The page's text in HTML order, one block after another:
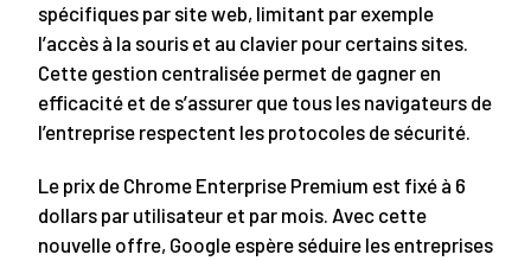
spécifiques par site web, limitant par exemple
l’accès à la souris et au clavier pour certains sites.
Cette gestion centralisée permet de gagner en
efficacité et de s’assurer que tous les navigateurs de
l’entreprise respectent les protocoles de sécurité.
Le prix de Chrome Enterprise Premium est fixé à 6
dollars par utilisateur et par mois. Avec cette
nouvelle offre, Google espère séduire les entreprises